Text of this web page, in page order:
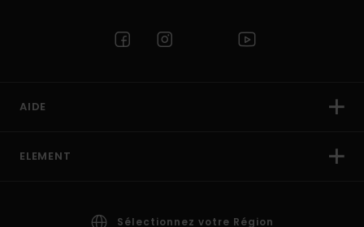
AIDE
ELEMENT
Sélectionnez votre Région